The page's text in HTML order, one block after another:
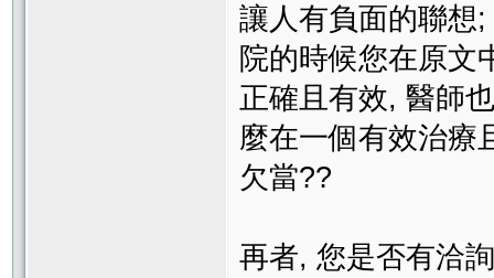
讓人有負面的聯想
院的時候您在原文
正確且有效, 醫師
麼在一個有效治療
欠當??
再者, 您是否有洽